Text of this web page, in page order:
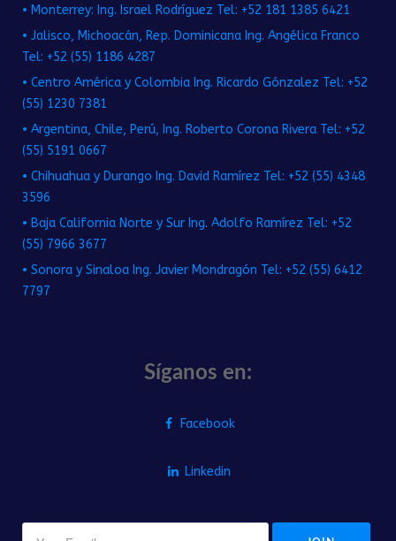
• Monterrey: Ing. Israel Rodríguez Tel: +52 181 1385 6421
• Jalisco, Michoacán, Rep. Dominicana Ing. Angélica Franco
Tel: +52 (55) 1186 4287
• Centro América y Colombia Ing. Ricardo Gónzalez Tel: +52
(55) 1230 7381
• Argentina, Chile, Perú, Ing. Roberto Corona Rivera Tel: +52
(55) 5191 0667
• Chihuahua y Durango Ing. David Ramírez Tel: +52 (55) 4348
3596
• Baja California Norte y Sur Ing. Adolfo Ramírez Tel: +52
(55) 7966 3677
• Sonora y Sinaloa Ing. Javier Mondragón Tel: +52 (55) 6412
7797
Síganos en:
Facebook
Linkedin